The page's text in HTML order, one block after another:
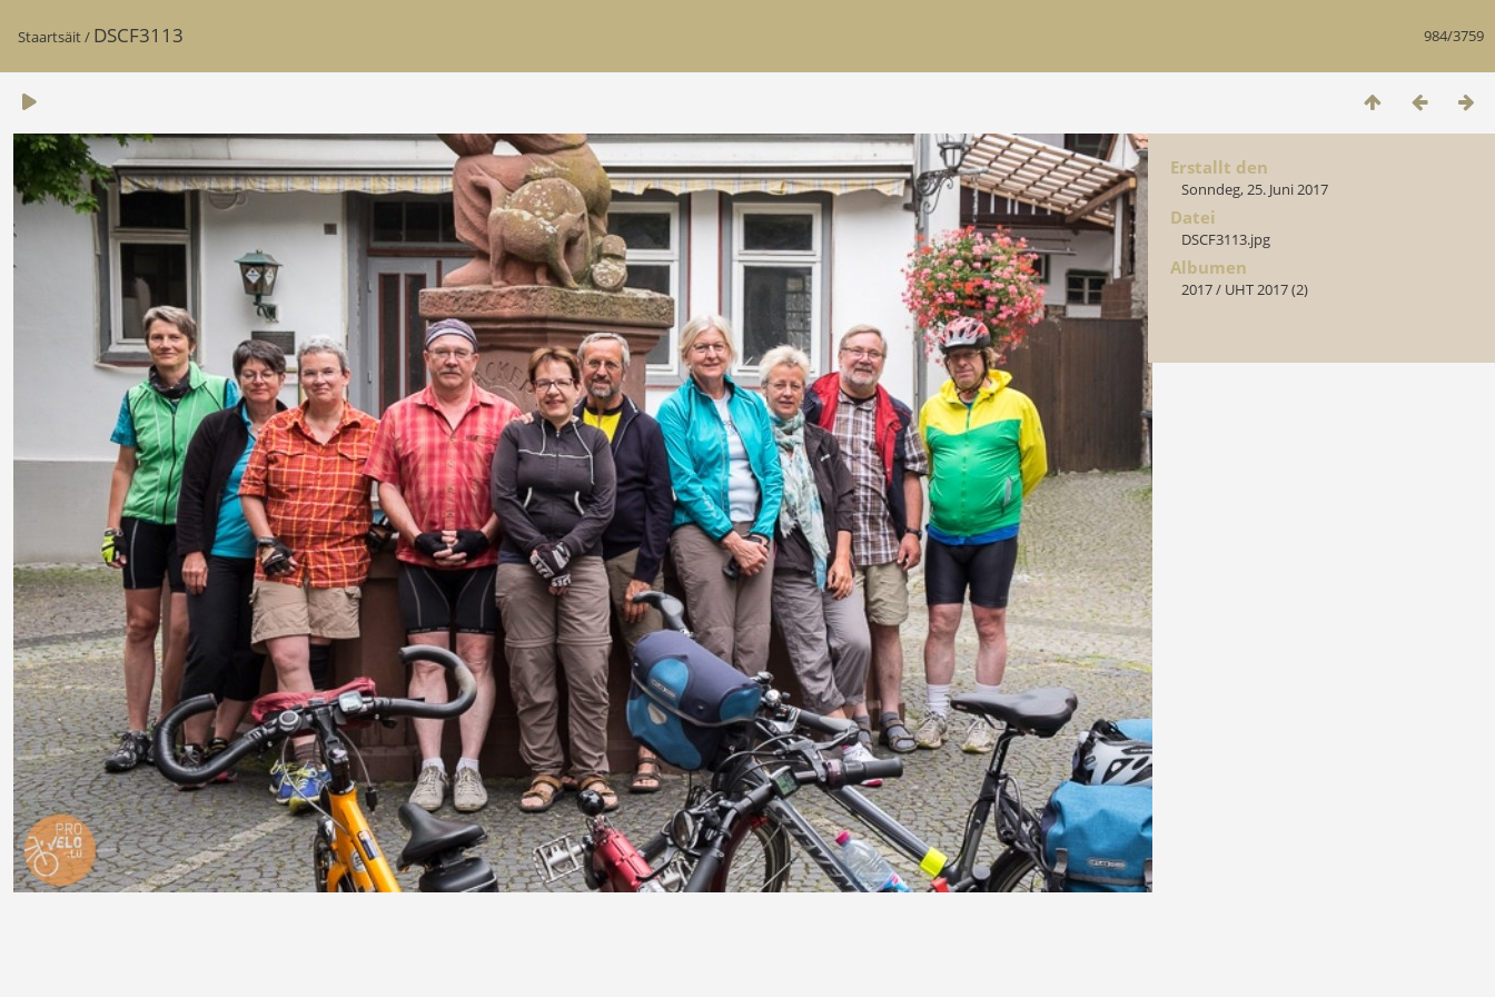
984/3759
Staartsäit/ DSCF3113
Erstallt den
Sonndeg, 25. Juni 2017
Datei
DSCF3113.jpg
Albumen
2017/ UHT 2017 (2)